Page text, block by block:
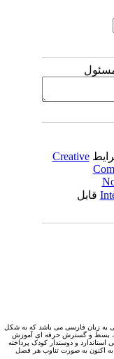
Creative
قابل
زبان فارسی می باشد که به شکل
بسط و گسترش حرفه ای آموزش
و دوستدار کودک پرداخته
چاپ رسید واز تاریخ به اکنون به صورت تناوب هر فصل